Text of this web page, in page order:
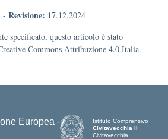
- Revisione: 17.12.2024
specificato, questo articolo è stato
Commons Attribuzione 4.0 Italia.
Istituto Comprensivo
Civitavecchia II
Civitavecchia